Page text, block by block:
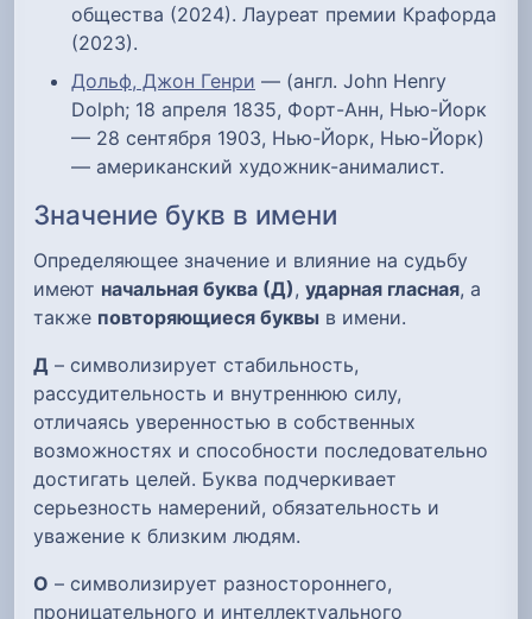
общества (2024). Лауреат премии Крафорда
(2023).
Дольф, Джон Генри — (англ. John Henry
Dolph; 18 апреля 1835, Форт-Анн, Нью-Йорк
— 28 сентября 1903, Нью-Йорк, Нью-Йорк)
— американский художник-анималист.
Значение букв в имени
Определяющее значение и влияние на судьбу
имеют начальная буква (Д), ударная гласная, а
также повторяющиеся буквы в имени.
Д – символизирует стабильность,
рассудительность и внутреннюю силу,
отличаясь уверенностью в собственных
возможностях и способности последовательно
достигать целей. Буква подчеркивает
серьезность намерений, обязательность и
уважение к близким людям.
О – символизирует разностороннего,
проницательного и интеллектуального